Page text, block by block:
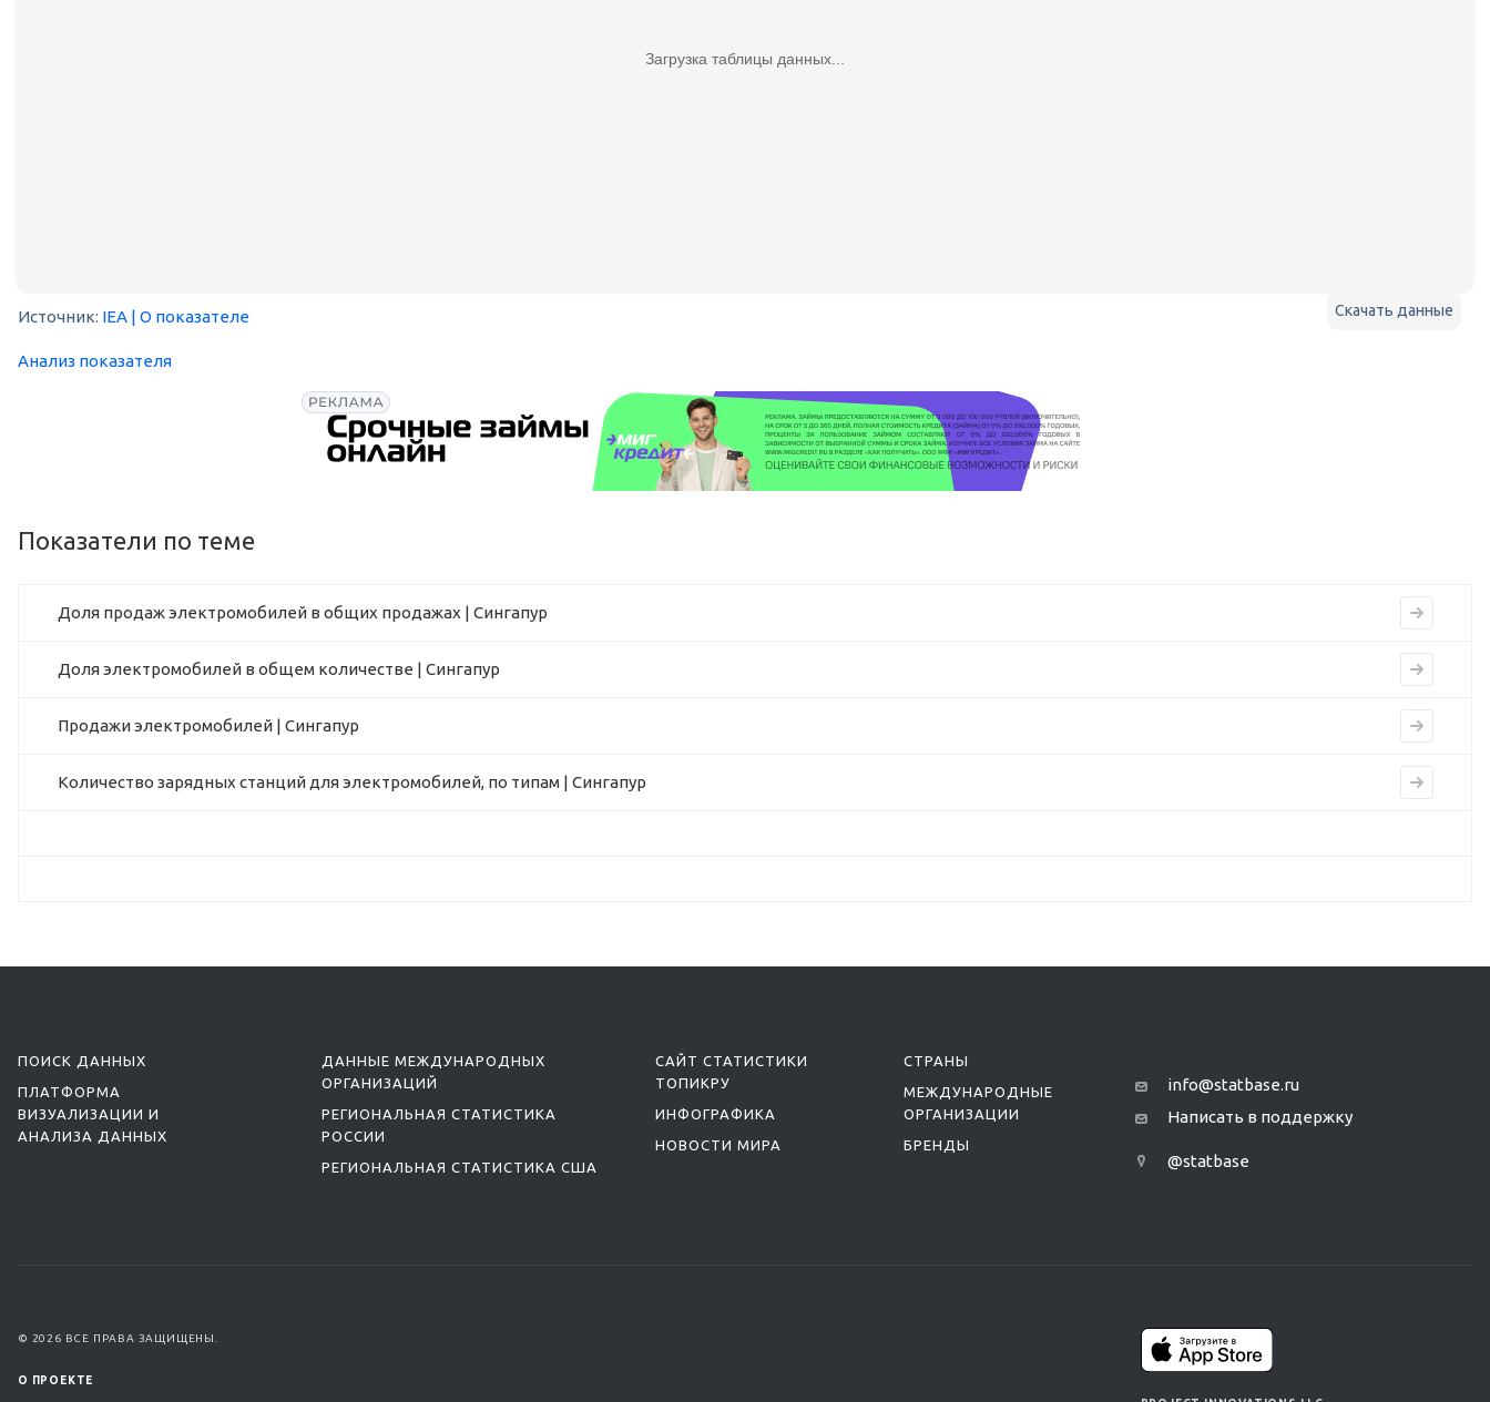
Загрузка таблицы данных...
Скачать данные
Источник: IEA | О показателе
Анализ показателя
Показатели по теме
Доля продаж электромобилей в общих продажах | Сингапур
Доля электромобилей в общем количестве | Сингапур
Продажи электромобилей | Сингапур
Количество зарядных станций для электромобилей, по типам | Сингапур
ПОИСК ДАННЫХ
ПЛАТФОРМА
ВИЗУАЛИЗАЦИИ И
АНАЛИЗА ДАННЫХ
ДАННЫЕ МЕЖДУНАРОДНЫХ
ОРГАНИЗАЦИЙ
РЕГИОНАЛЬНАЯ СТАТИСТИКА
РОССИИ
РЕГИОНАЛЬНАЯ СТАТИСТИКА США
САЙТ СТАТИСТИКИ
ТОПИКРУ
ИНФОГРАФИКА
НОВОСТИ МИРА
СТРАНЫ
МЕЖДУНАРОДНЫЕ
ОРГАНИЗАЦИИ
БРЕНДЫ
info@statbase.ru
Написать в поддержку
@statbase
© 2026 ВСЕ ПРАВА ЗАЩИЩЕНЫ.
О ПРОЕКТЕ